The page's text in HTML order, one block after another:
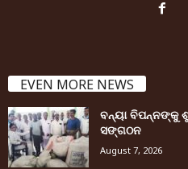
EVEN MORE NEWS
ବନ୍ୟା ବିପନ୍ନଙ୍କୁ
ସଙ୍ଗଠନ
August 7, 2026